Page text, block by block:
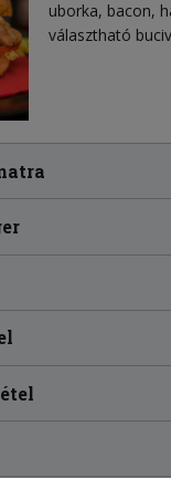
uborka, bacon,
választható